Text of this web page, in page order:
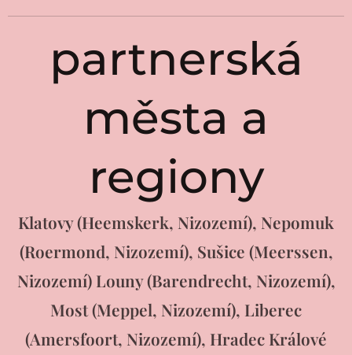
partnerská
města a
regiony
Klatovy (Heemskerk, Nizozemí), Nepomuk
(Roermond, Nizozemí), Sušice (Meerssen,
Nizozemí) Louny (Barendrecht, Nizozemí),
Most (Meppel, Nizozemí), Liberec
(Amersfoort, Nizozemí), Hradec Králové